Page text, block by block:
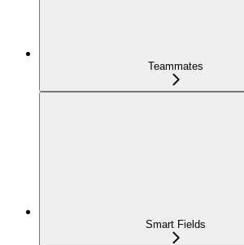
Teammates
Smart Fields